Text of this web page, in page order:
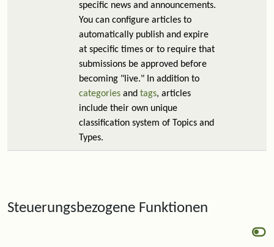
specific news and announcements.
You can configure articles to
automatically publish and expire
at specific times or to require that
submissions be approved before
becoming "live." In addition to
categories and tags, articles
include their own unique
classification system of Topics and
Types.
Steuerungsbezogene Funktionen